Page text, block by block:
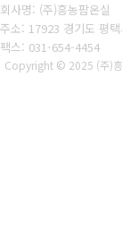
회사명: (주)흥농팜온실
주소: 17923 경기도 평
팩스: 031-654-4454
Copyright © 2025 (주)